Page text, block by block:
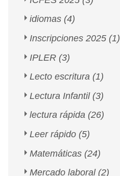
idiomas (4)
Inscripciones 2025 (1)
IPLER (3)
Lecto escritura (1)
Lectura Infantil (3)
lectura rápida (26)
Leer rápido (5)
Matemáticas (24)
Mercado laboral (2)